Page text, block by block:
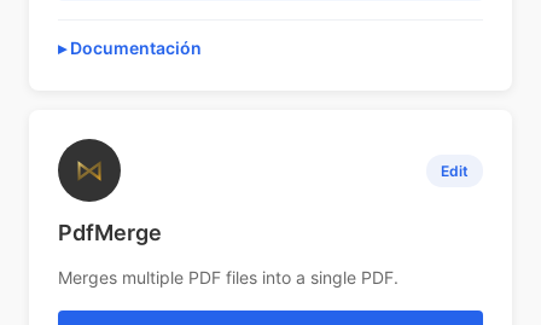
Documentación
⋈ Edit
PdfMerge
Merges multiple PDF files into a single PDF.